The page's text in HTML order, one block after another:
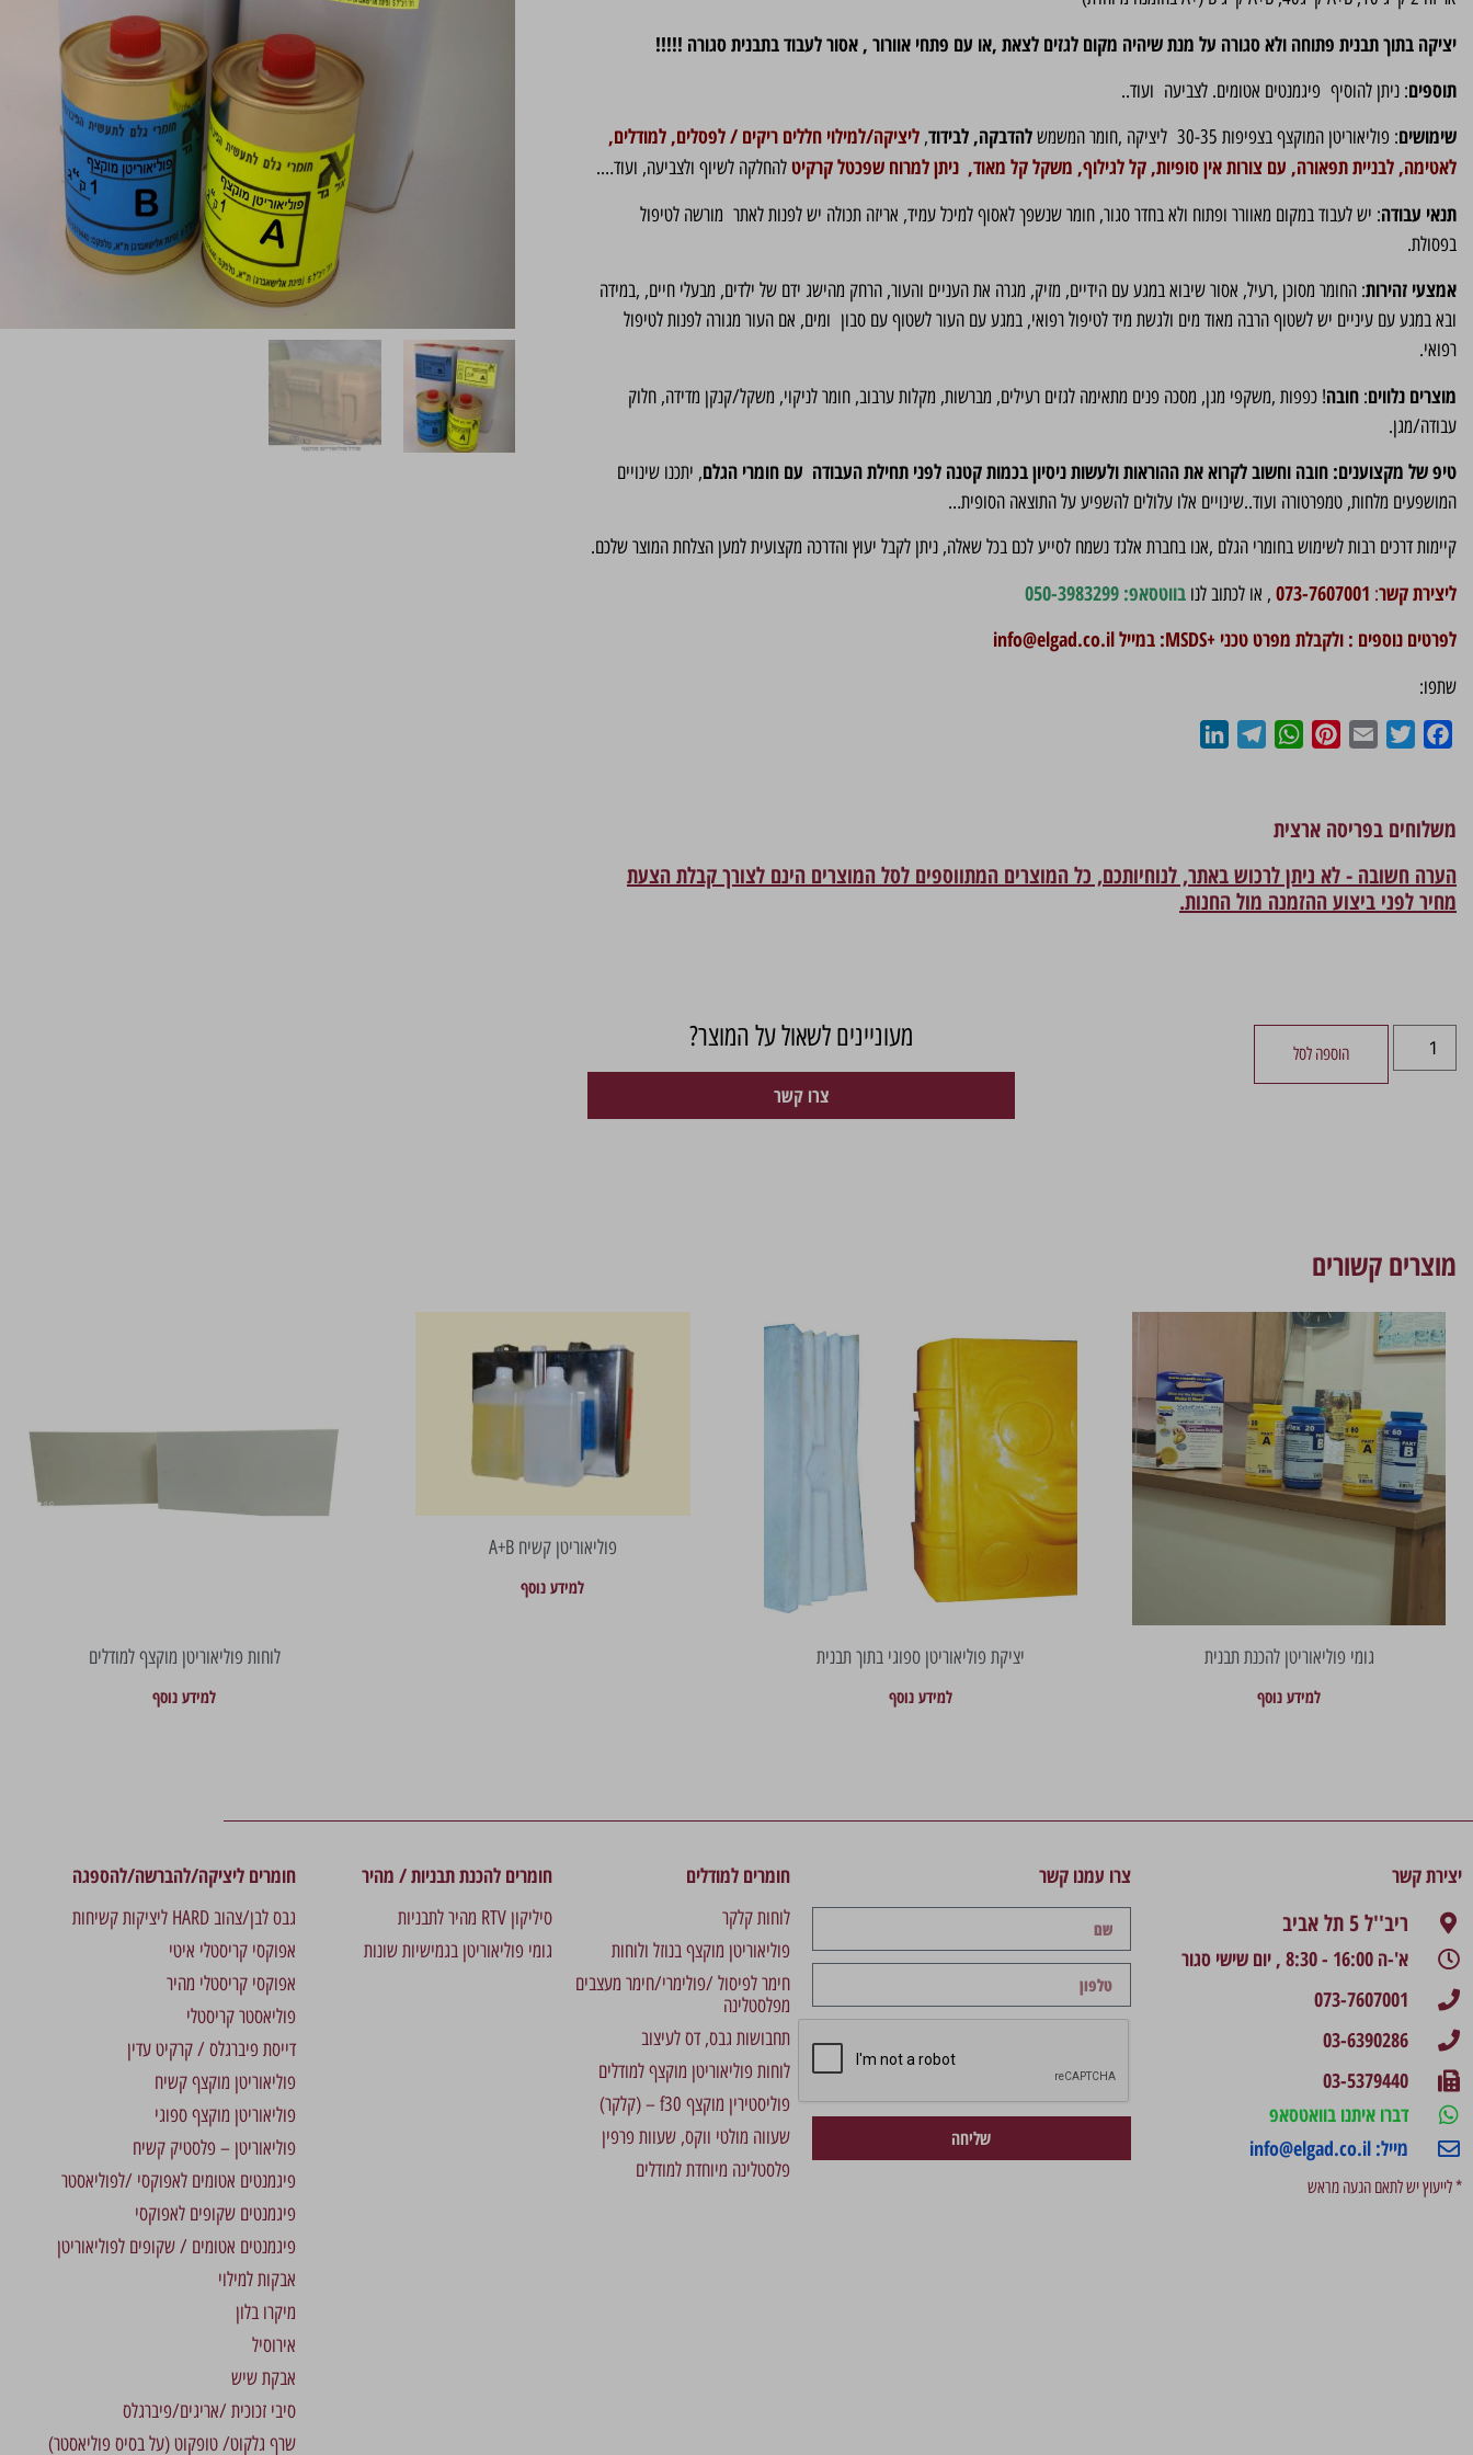
יציקה בתוך תבנית פתוחה ולא סגורה על מנת שיהיה מקום לגזים לצאת ,או עם פתחי אוורור , אסור לעבוד בתבנית סגורה !!!!!
תוספים: ניתן להוסיף פיגמנטים אטומים. לצביעה ועוד..
שימושים: פוליאוריטן המוקצף בצפיפות 30-35 ליציקה ,חומר המשמש להדבקה, לבידוד, ליציקה/למילוי חללים ריקים / לפסלים, למודלים,
לאטימה, לבניית תפאורה, עם צורות אין סופיות, קל לגילוף, משקל קל מאוד, ניתן למרוח שפכטל קרקיט להחלקה לשיוף ולצביעה, ועוד….
תנאי עבודה: יש לעבוד במקום מאוורר ופתוח ולא בחדר סגור, חומר שנשפך לאסוף למיכל עמיד, אריזה תכולה יש לפנות לאתר מורשה לטיפול
בפסולת.
אמצעי זהירות: החומר מסוכן ,רעיל, אסור שיבוא במגע עם הידיים, מזיק, מגרה את העניים והעור, הרחק מהישג ידם של ילדים, מבעלי חיים, ,במידה
ובא במגע עם עיניים יש לשטוף הרבה מאוד מים ולגשת מיד לטיפול רפואי, במגע עם העור לשטוף עם סבון ומים, אם העור מגורה לפנות לטיפול
רפואי.
מוצרים נלווים: חובה! כפפות ,משקפי מגן, מסכה פנים מתאימה לגזים רעילים, מברשות, מקלות ערבוב, חומר לניקוי, משקל/קנקן מדידה, חלוק
עבודה/מגן.
טיפ של מקצוענים: חובה וחשוב לקרוא את ההוראות ולעשות ניסיון בכמות קטנה לפני תחילתהעבודה עם חומרי הגלם, יתכנו שינויים
המושפעים מלחות, טמפרטורה ועוד..שינויים אלו עלולים להשפיע על התוצאה הסופית…
קיימות דרכים רבות לשימוש בחומרי הגלם ,אנו בחברת אלגד נשמח לסייע לכם בכל שאלה, ניתן לקבל יעוץ והדרכה מקצועית למען הצלחת המוצר שלכם.
ליצירת קשר:
073-7607001 , או לכתוב לנו בווטסאפ: 050-3983299
לפרטים נוספים : ולקבלת מפרט טכני +MSDS: במייל
info@elgad.co.il
שתפו:
Facebook
Twitter
Email
Pinterest
WhatsApp
Telegram
משלוחים בפריסה ארצית
הערה חשובה - לא ניתן לרכוש באתר, לנוחיותכם, כל המוצרים המתווספים לסל המוצרים הינם לצורך קבלת הצעת
מחיר לפני ביצוע ההזמנה מול החנות.
הוספה לסל
מעוניינים לשאול על המוצר?
צרו קשר
מוצרים קשורים
גומי פוליאוריטן להכנת תבנית
למידע נוסף
יציקת פוליאוריטן ספוגי בתוך תבנית
למידע נוסף
פוליאוריטן קשיח A+B
למידע נוסף
לוחות פוליאוריטן מוקצף למודלים
למידע נוסף
יצירת קשר
ריב''ל 5 תל אביב
א'-ה 16:00 - 8:30 , יום שישי סגור
073-7607001
03-6390286
03-5379440
דברו איתנו בוואטסאפ
מייל: info@elgad.co.il
* לייעוץ יש לתאם הגעה מראש
צרו עמנו קשר
שליחה
חומרים למודלים
לוחות קלקר
פוליאוריטן מוקצף בנוזל ולוחות
חימר לפיסול /פולימרי/חימר מעצבים
מפלסטלינה
תחבושות גבס, דס לעיצוב
לוחות פוליאוריטן מוקצף למודלים
פוליסטירין מוקצף f30 – (קלקר)
שעווה מולטי ווקס, שעוות פרפין
פלסטלינה מיוחדת למודלים
חומרים להכנת תבניות / מהיר
סיליקון RTV מהיר לתבניות
גומי פוליאוריטן בגמישיות שונות
חומרים ליציקה/להברשה/להספגה
גבס לבן/צהוב HARD ליציקות קשיחות
אפוקסי קריסטלי איטי
אפוקסי קריסטלי מהיר
פוליאסטר קריסטלי
דייסת פיברגלס / קרקיט עדין
פוליאוריטן מוקצף קשיח
פוליאוריטן מוקצף ספוגי
פוליאוריטן – פלסטיק קשיח
פיגמנטים אטומים לאפוקסי /לפוליאסטר
פיגמנטים שקופים לאפוקסי
פיגמנטים אטומים / שקופים לפוליאוריטן
אבקות למילוי
מיקרו בלון
אירוסיל
אבקת שיש
סיבי זכוכית /אריגים/פיברגלס
שרף גלקוט/ טופקוט (על בסיס פוליאסטר)